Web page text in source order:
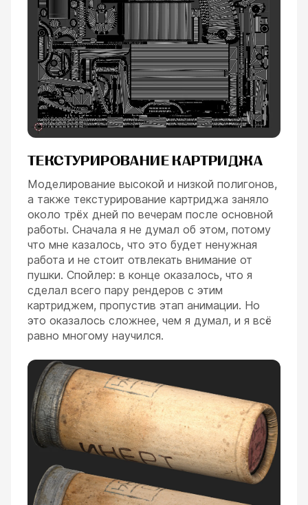
ТЕКСТУРИРОВАНИЕ КАРТРИДЖА
Моделирование высокой и низкой полигонов,
а также текстурирование картриджа заняло
около трёх дней по вечерам после основной
работы. Сначала я не думал об этом, потому
что мне казалось, что это будет ненужная
работа и не стоит отвлекать внимание от
пушки. Спойлер: в конце оказалось, что я
сделал всего пару рендеров с этим
картриджем, пропустив этап анимации. Но
это оказалось сложнее, чем я думал, и я всё
равно многому научился.